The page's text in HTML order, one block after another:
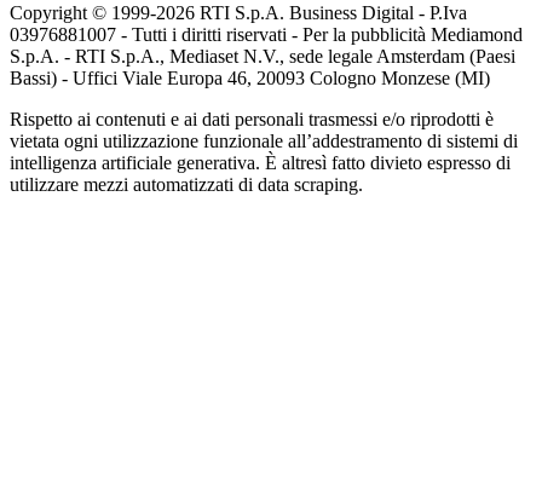
Copyright © 1999-2026 RTI S.p.A. Business Digital - P.Iva
03976881007 - Tutti i diritti riservati - Per la pubblicità Mediamond
S.p.A. - RTI S.p.A., Mediaset N.V., sede legale Amsterdam (Paesi
Bassi) - Uffici Viale Europa 46, 20093 Cologno Monzese (MI)
Rispetto ai contenuti e ai dati personali trasmessi e/o riprodotti è
vietata ogni utilizzazione funzionale all’addestramento di sistemi di
intelligenza artificiale generativa. È altresì fatto divieto espresso di
utilizzare mezzi automatizzati di data scraping.